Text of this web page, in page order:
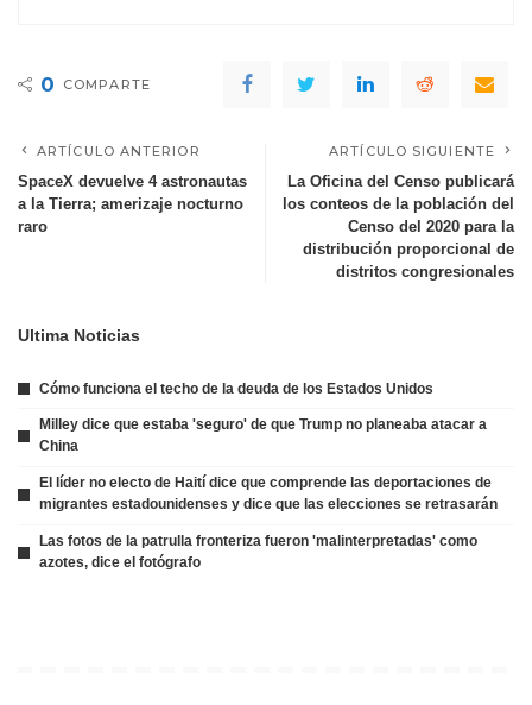
0 COMPARTE
ARTÍCULO ANTERIOR
SpaceX devuelve 4 astronautas
a la Tierra; amerizaje nocturno
raro
ARTÍCULO SIGUIENTE
La Oficina del Censo publicará
los conteos de la población del
Censo del 2020 para la
distribución proporcional de
distritos congresionales
Ultima Noticias
Cómo funciona el techo de la deuda de los Estados Unidos
Milley dice que estaba 'seguro' de que Trump no planeaba atacar a
China
El líder no electo de Haití dice que comprende las deportaciones de
migrantes estadounidenses y dice que las elecciones se retrasarán
Las fotos de la patrulla fronteriza fueron 'malinterpretadas' como
azotes, dice el fotógrafo